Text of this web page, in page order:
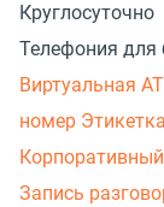
Круглосуточно
Телефония для
Виртуальная
номер Этикетка
Запись